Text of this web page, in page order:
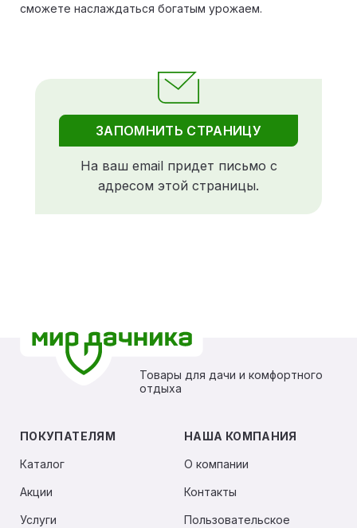
сможете наслаждаться богатым урожаем.
ЗАПОМНИТЬ СТРАНИЦУ
На ваш email придет письмо с
адресом этой страницы.
Товары для дачи и комфортного
отдыха
ПОКУПАТЕЛЯМ
Каталог
Акции
Услуги
НАША КОМПАНИЯ
О компании
Контакты
Пользовательское